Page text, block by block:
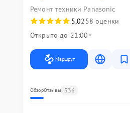
Ремонт техники Panasonic
5,0258 оценки
Открыто до 21:00
Маршрут
ОбзорОтзывы 336